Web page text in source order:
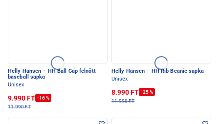
Helly Hansen ·
HH Ball Cap felnőtt
baseball sapka
Unisex
9.990 FT -16 %
11.990 FT
Helly Hansen ·
HH Rib Beanie sapka
Unisex
8.990 FT -25 %
11.990 FT